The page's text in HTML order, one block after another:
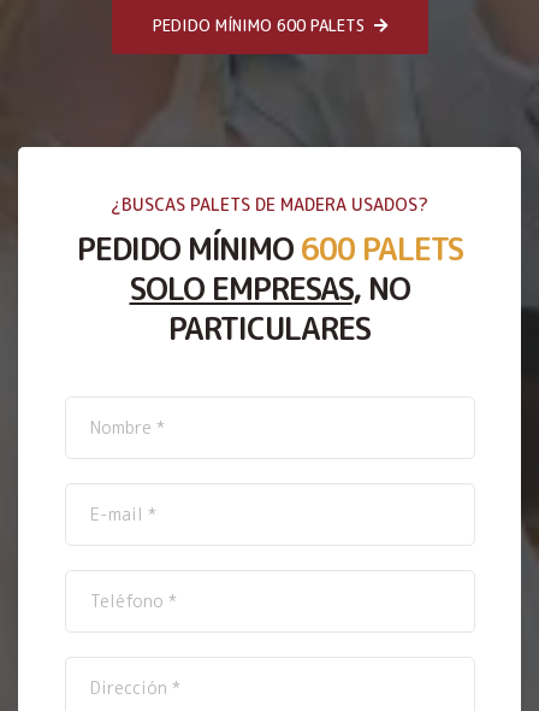
PEDIDO MÍNIMO 600 PALETS
¿BUSCAS PALETS DE MADERA USADOS?
PEDIDO MÍNIMO 600 PALETS
SOLO EMPRESAS, NO
PARTICULARES